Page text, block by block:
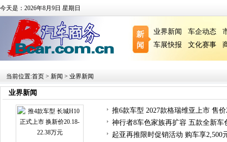
今天是：2026年8月9日 星期日
业界新闻 车企动态
车展快报
文化赛事
当前位置:首页 > 新闻 > 业界新闻
业界新闻
推6款车型 2027款格瑞维亚上市 售价
神行者8车色家族再扩容 五款全新车
起亚再推限时促销活动 购车享2,500